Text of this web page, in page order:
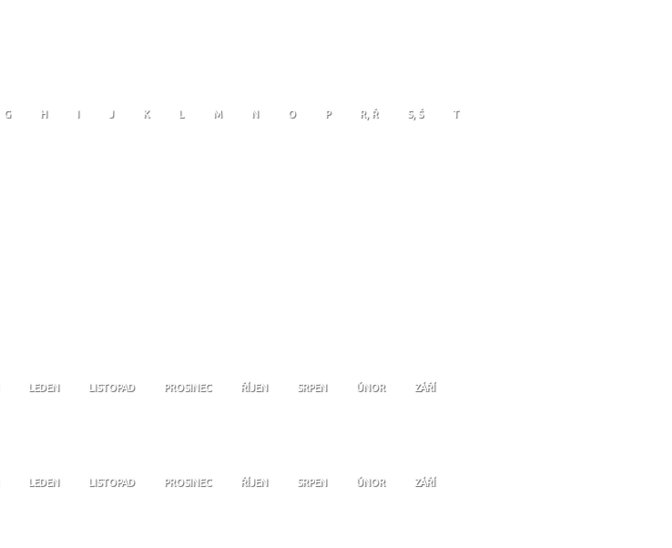
G H I J K L M N O P R, Ř S, Š T
LEDEN LISTOPAD PROSINEC ŘÍJEN SRPEN ÚNOR ZÁŘÍ
LEDEN LISTOPAD PROSINEC ŘÍJEN SRPEN ÚNOR ZÁŘÍ